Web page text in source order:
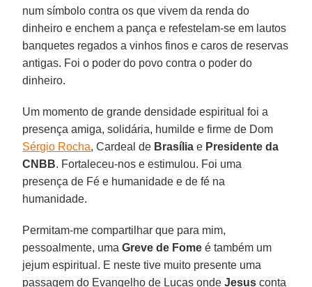
num símbolo contra os que vivem da renda do
dinheiro e enchem a pança e refestelam-se em lautos
banquetes regados a vinhos finos e caros de reservas
antigas. Foi o poder do povo contra o poder do
dinheiro.
Um momento de grande densidade espiritual foi a
presença amiga, solidária, humilde e firme de Dom
Sérgio Rocha, Cardeal de Brasília e Presidente da
CNBB. Fortaleceu-nos e estimulou. Foi uma
presença de Fé e humanidade e de fé na
humanidade.
Permitam-me compartilhar que para mim,
pessoalmente, uma Greve de Fome é também um
jejum espiritual. E neste tive muito presente uma
passagem do Evangelho de Lucas ondeJesus conta